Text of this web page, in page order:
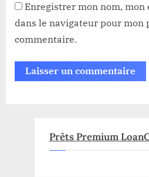
Enregistrer mon nom, mon
dans le navigateur pour mon
commentaire.
Prêts Premium